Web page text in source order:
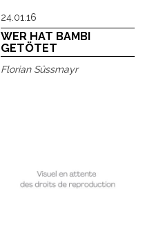
24.01.16
WER HAT BAMBI
GETÖTET
Florian Süssmayr